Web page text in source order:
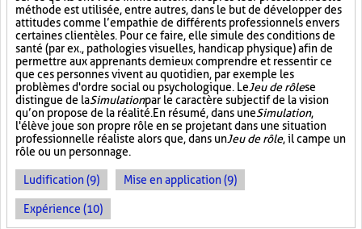
méthode est utilisée, entre autres, dans le but de développer des
attitudes comme l’empathie de différents professionnels envers
certaines clientèles. Pour ce faire, elle simule des conditions de
santé (par ex., pathologies visuelles, handicap physique) afin de
permettre aux apprenants de mieux comprendre et ressentir ce
que ces personnes vivent au quotidien, par exemple les
problèmes d'ordre social ou psychologique. LeJeu de rôlese
distingue de laSimulationpar le caractère subjectif de la vision
qu’on propose de la réalité. En résumé, dans uneSimulation,
l'élève joue son propre rôle en se projetant dans une situation
professionnelle réaliste alors que, dans unJeu de rôle, il campe un
rôle ou un personnage.
Ludification (9) Mise en application (9)
Expérience (10)